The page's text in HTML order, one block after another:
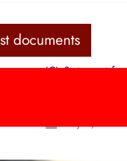
documents
ICL Statement